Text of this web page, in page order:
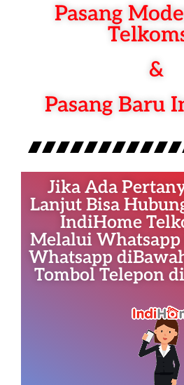
Pasang
&
Pasang Baru
Jika Ada
Lanjut Bisa
IndiHome
Melalui
Whatsapp
Tombol Telepon